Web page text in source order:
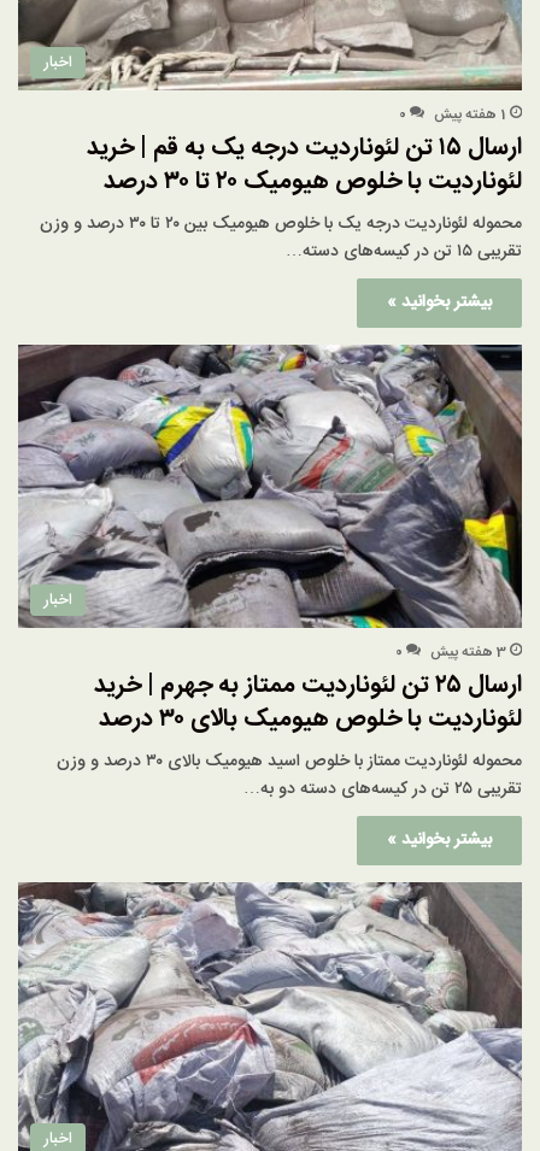
اخبار
1 هفته پیش ۰
ارسال ۱۵ تن لئوناردیت درجه یک به قم | خرید
لئوناردیت با خلوص هیومیک ۲۰ تا ۳۰ درصد
محموله لئوناردیت درجه یک با خلوص هیومیک بین ۲۰ تا ۳۰ درصد و وزن
تقریبی ۱۵ تن در کیسه‌های دسته…
بیشتر بخوانید »
اخبار
3 هفته پیش ۰
ارسال ۲۵ تن لئوناردیت ممتاز به جهرم | خرید
لئوناردیت با خلوص هیومیک بالای ۳۰ درصد
محموله لئوناردیت ممتاز با خلوص اسید هیومیک بالای ۳۰ درصد و وزن
تقریبی ۲۵ تن در کیسه‌های دسته دو به…
بیشتر بخوانید »
اخبار